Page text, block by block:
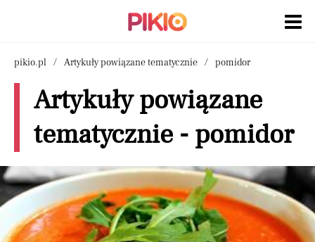
pikio.pl Artykuły powiązane tematycznie pomidor
Artykuły powiązane
tematycznie - pomidor